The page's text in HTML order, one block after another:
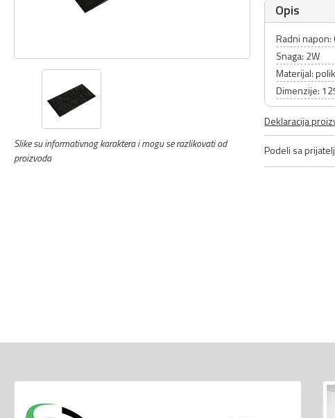
Slike su informativnog karaktera i mogu se razlikovati od
proizvoda
Opis
Radni napon:
Snaga: 2W
Materijal:
Dimenzije:
Deklaracija
Podeli sa